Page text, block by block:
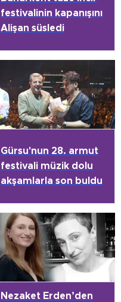
festivalinin kapanışını
Alişan süsledi
Gürsu'nun 28. armut
festivali müzik dolu
akşamlarla son buldu
Nezaket Erden’den